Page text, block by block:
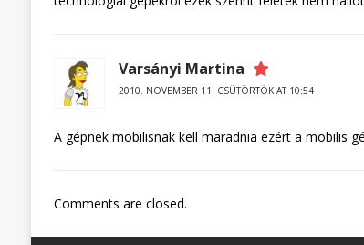
Varsányi Martina
2010. NOVEMBER 11. CSÜTÖRTÖK AT 10:54
A gépnek mobilisnak kell maradnia ezért a mobilis
Comments are closed.